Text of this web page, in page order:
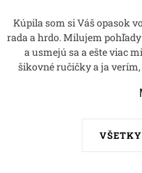
Kúpila som si Váš opasok
rada a hrdo. Milujem
a usmejú sa a ešte viac
šikovné ručičky a ja verím,